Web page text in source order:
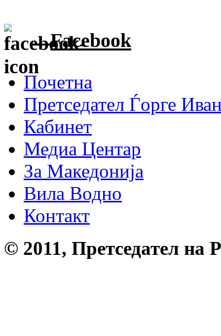
Facebook
Почетна
Претседател Ѓорге
Кабинет
Медиа Центар
За Македонија
Вила Водно
Контакт
© 2011, Претседател на